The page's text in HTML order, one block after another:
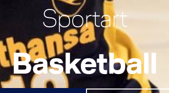
Sportart
Basketball